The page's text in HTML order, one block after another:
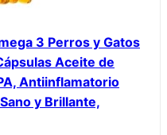
3 Perros y Gatos
Aceite de
Antiinflamatorio
y Brillante,